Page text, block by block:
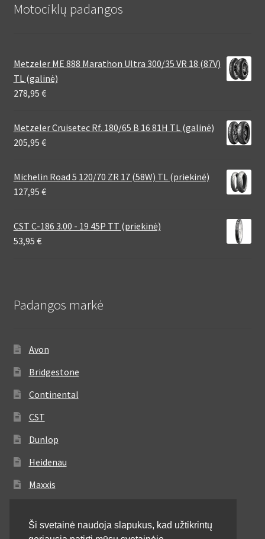
Motociklų padangos
Metzeler ME 888 Marathon Ultra 300/35 VR 18 (87V)
TL (galinė)
278,95 €
Metzeler Cruisetec Rf. 180/65 B 16 81H TL (galinė)
205,95 €
Michelin Road 5 120/70 ZR 17 (58W) TL (priekinė)
127,95 €
CST C-186 3.00 - 19 45P TT (priekinė)
53,95 €
Padangos markė
Avon
Bridgestone
Continental
CST
Dunlop
Heidenau
Maxxis
Michelin
Ši svetainė naudoja slapukus, kad užtikrintų